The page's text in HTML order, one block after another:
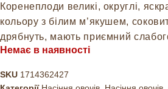
Коренеплоди великі, округлі,
кольору з білим м’якушем,
дрябнуть, мають приємний
Немає в наявності
SKU 1714362427